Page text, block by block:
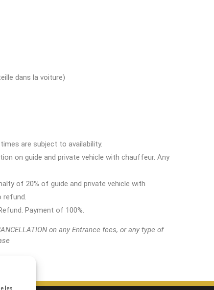
les
dans la voiture)
are subject to availability.
on guide and private vehicle with chauffeur. Any
of 20% of guide and private vehicle with
refund.
Payment of 100%.
on any Entrance fees, or any type of